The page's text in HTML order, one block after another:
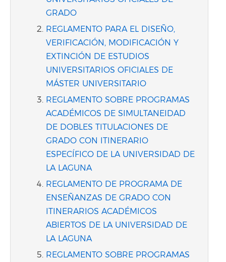
GRADO
REGLAMENTO PARA EL DISEÑO,
VERIFICACIÓN, MODIFICACIÓN Y
EXTINCIÓN DE ESTUDIOS
UNIVERSITARIOS OFICIALES DE
MÁSTER UNIVERSITARIO
REGLAMENTO SOBRE PROGRAMAS
ACADÉMICOS DE SIMULTANEIDAD
DE DOBLES TITULACIONES DE
GRADO CON ITINERARIO
ESPECÍFICO DE LA UNIVERSIDAD DE
LA LAGUNA
REGLAMENTO DE PROGRAMA DE
ENSEÑANZAS DE GRADO CON
ITINERARIOS ACADÉMICOS
ABIERTOS DE LA UNIVERSIDAD DE
LA LAGUNA
REGLAMENTO SOBRE PROGRAMAS